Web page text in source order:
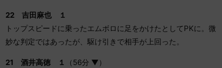
22 吉田麻也 １
トップスピードに乗ったエムボロに足をかけたとしてPKに。微
妙な判定ではあったが、駆け引きで相手が上回った。
21 酒井高徳 １
（56分 ▼）